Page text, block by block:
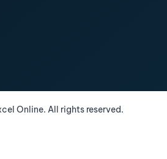
Online. All rights reserved.